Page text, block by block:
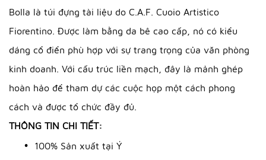
Bolla là túi đựng tài liệu do C.A.F. Cuoio Artistico
Fiorentino. Được làm bằng da bê cao cấp, nó có kiểu
dáng cổ điển phù hợp với sự trang trọng của văn phòng
kinh doanh. Với cấu trúc liền mạch, đây là mảnh ghép
hoàn hảo để tham dự các cuộc họp một cách phong
cách và được tổ chức đầy đủ.
THÔNG TIN CHI TIẾT:
100% Sản xuất tại Ý